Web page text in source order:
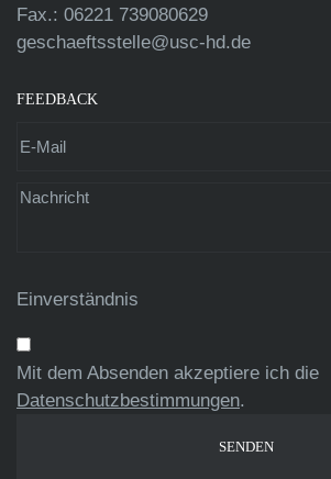
Fax.: 06221 739080629
geschaeftsstelle@usc-hd.de
FEEDBACK
Einverständnis
Mit dem Absenden akzeptiere ich die
Datenschutzbestimmungen.